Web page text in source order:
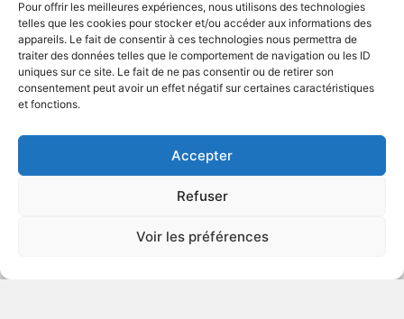
Pour offrir les meilleures expériences, nous utilisons des technologies
telles que les cookies pour stocker et/ou accéder aux informations des
appareils. Le fait de consentir à ces technologies nous permettra de
traiter des données telles que le comportement de navigation ou les ID
uniques sur ce site. Le fait de ne pas consentir ou de retirer son
consentement peut avoir un effet négatif sur certaines caractéristiques
et fonctions.
Accepter
Refuser
Voir les préférences
2021 Animation
This Changes Everything